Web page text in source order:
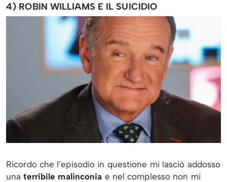
4) ROBIN WILLIAMS E IL SUICIDIO
Ricordo che l’episodio in questione mi lasciò addosso
unaterribile malinconia e nel complesso non mi